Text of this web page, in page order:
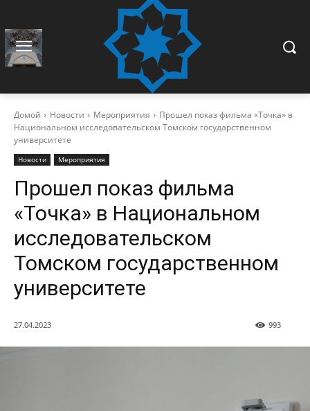
Домой Новости Мероприятия
Прошел показ фильма «Точка» в
Национальном исследовательском Томском государственном
университете
Новости Мероприятия
Прошел показ фильма
«Точка» в Национальном
исследовательском
Томском государственном
университете
27.04.2023 993